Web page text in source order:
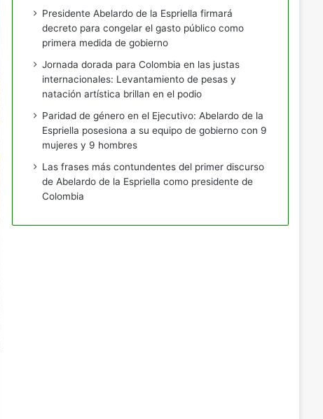
Presidente Abelardo de la Espriella firmará
decreto para congelar el gasto público como
primera medida de gobierno
Jornada dorada para Colombia en las justas
internacionales: Levantamiento de pesas y
natación artística brillan en el podio
Paridad de género en el Ejecutivo: Abelardo de la
Espriella posesiona a su equipo de gobierno con 9
mujeres y 9 hombres
Las frases más contundentes del primer discurso
de Abelardo de la Espriella como presidente de
Colombia